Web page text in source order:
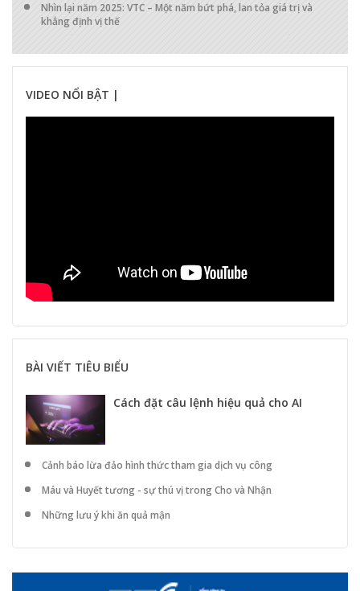
Nhìn lại năm 2025: VTC – Một năm bứt phá, lan tỏa giá trị và
khẳng định vị thế
VIDEO NỔI BẬT |
BÀI VIẾT TIÊU BIỂU
Cách đặt câu lệnh hiệu quả cho AI
Cảnh báo lừa đảo hình thức tham gia dịch vụ công
Máu và Huyết tương - sự thú vị trong Cho và Nhận
Những lưu ý khi ăn quả mận